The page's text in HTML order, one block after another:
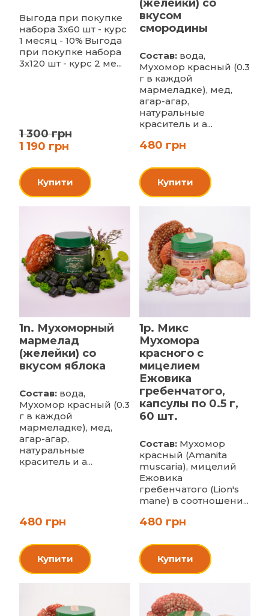
Выгода при покупке
набора 3х60 шт - курс
1 месяц - 10% Выгода
при покупке набора
3х120 шт - курс 2 ме...
1 300 грн
1 190 грн
Купити
(желейки) со
вкусом
смородины
Состав:вода,
Мухомор красный (0.3
г в каждой
мармеладке), мед,
агар-агар,
натуральные
краситель и а...
480 грн
Купити
1n. Мухоморный
мармелад
(желейки) со
вкусом яблока
Состав:вода,
Мухомор красный (0.3
г в каждой
мармеладке), мед,
агар-агар,
натуральные
краситель и а...
480 грн
Купити
1p. Микс
Мухомора
красного с
мицелием
Ежовика
гребенчатого,
капсулы по 0.5 г,
60 шт.
Состав:Мухомор
красный (Amanita
muscaria), мицелий
Ежовика
гребенчатого (Lion's
mane) в соотношени...
480 грн
Купити